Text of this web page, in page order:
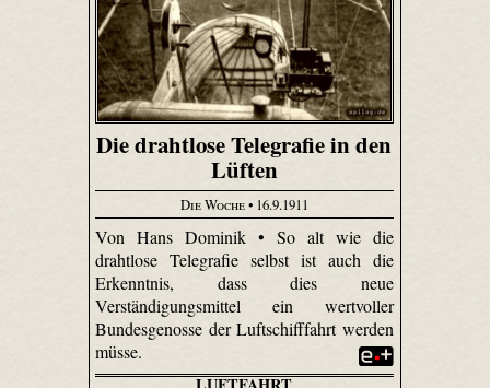
Die drahtlose Telegrafie in den
Lüften
Die Woche• 16.9.1911
Von Hans Dominik • So alt wie die
drahtlose Telegrafie selbst ist auch die
Erkenntnis, dass dies neue
Verständigungsmittel ein wertvoller
Bundesgenosse der Luftschifffahrt werden
müsse.